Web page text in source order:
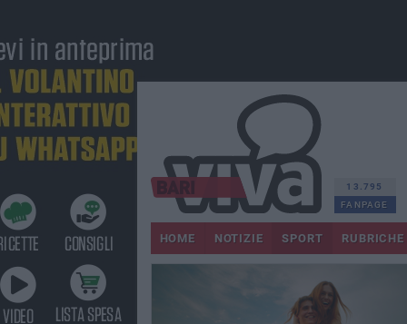
13.795
FANPAGE
HOME NOTIZIE SPORT RUBRICHE